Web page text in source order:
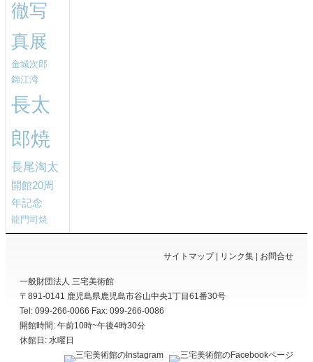
徹写
真展
金城次郎
錦江湾
長太
郎焼
長尾淘太
開館20周
年記念
龍門司焼
サイトマップ リンク集 お問合せ
一般財団法人 三宅美術館
〒891-0141 鹿児島県鹿児島市谷山中央1丁目61番30号
Tel: 099-266-0066 Fax: 099-266-0086
開館時間: 午前10時~午後4時30分
休館日: 水曜日